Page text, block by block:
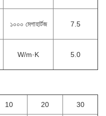
১০০০ মেগাহার্টজ 7.5
W/m·K 5.0
10 20 30